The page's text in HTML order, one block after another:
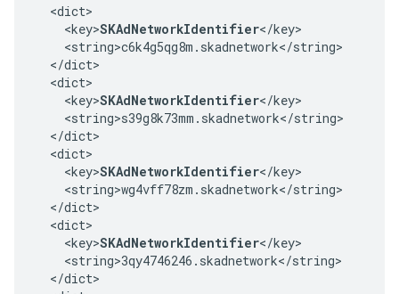
  <dict>
    <key>
SKAdNetworkIdentifier</key>
    <string>c6k4g5qg8m.skadnetwork</string>
  </dict>
  <dict>
    <key>
SKAdNetworkIdentifier</key>
    <string>s39g8k73mm.skadnetwork</string>
  </dict>
  <dict>
    <key>
SKAdNetworkIdentifier</key>
    <string>wg4vff78zm.skadnetwork</string>
  </dict>
  <dict>
    <key>
SKAdNetworkIdentifier</key>
    <string>3qy4746246.skadnetwork</string>
  </dict>